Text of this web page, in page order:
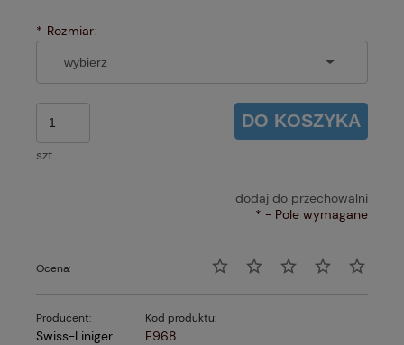
* Rozmiar:
szt.
DO KOSZYKA
dodaj do przechowalni
* - Pole wymagane
Ocena:
Producent:
Swiss-Liniger
Kod produktu:
E968